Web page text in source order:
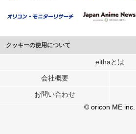
クッキーの使用について
このサイトでは Cookie を使用して、ユーザーに
行っています。
メディアや広告配信、データ解析の各パートナー
各パートナーは、この情報とユーザーが各パー
ユーザーが各パートナーのサービスを使用した
elthaとは
会社概要
お問い合わせ
© oricon ME inc.